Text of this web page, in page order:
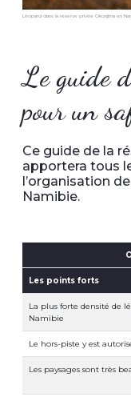
Léopard dans la réserve privée Okonjima en
Le guide
pour un
Ce guide de la
apportera tous
l’organisation
Namibie.
Les points forts
La plus forte densité de
Namibie
Le hors-piste y est
Les paysages sont très